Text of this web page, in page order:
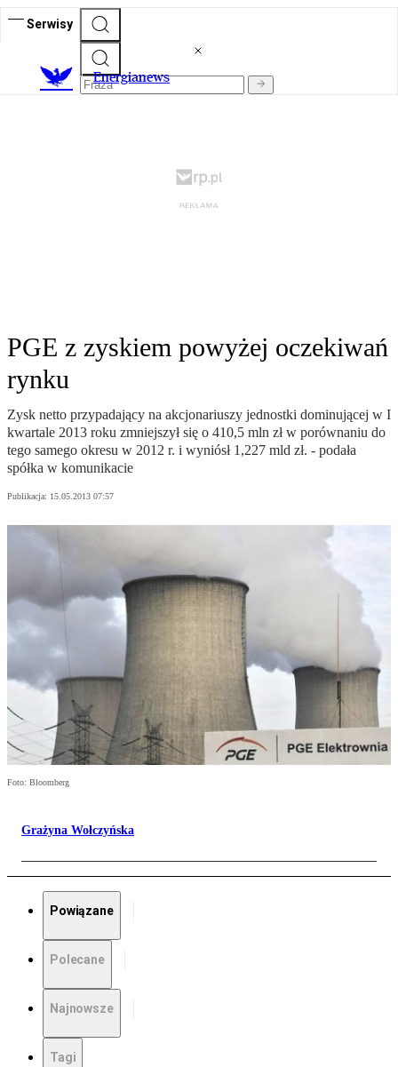
Serwisy
Energianews
PGE z zyskiem powyżej oczekiwań
rynku
Zysk netto przypadający na akcjonariuszy jednostki dominującej w I
kwartale 2013 roku zmniejszył się o 410,5 mln zł w porównaniu do
tego samego okresu w 2012 r. i wyniósł 1,227 mld zł. - podała
spółka w komunikacie
Publikacja: 15.05.2013 07:57
Foto: Bloomberg
Grażyna Wołczyńska
Powiązane
Polecane
Najnowsze
Tagi